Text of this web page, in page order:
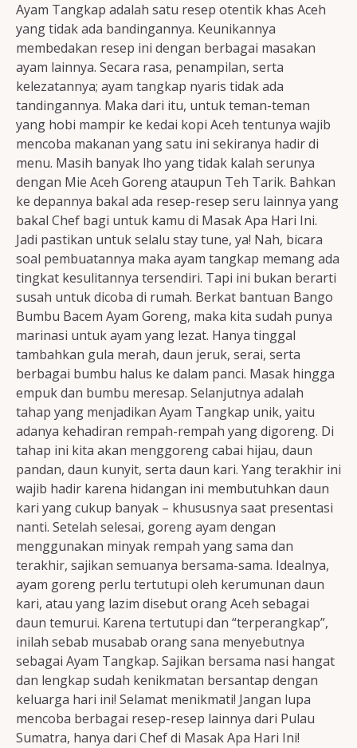
Resep Tempe/Tahu
Resep Sayuran
Semua Resep
Ayam Tangkap adalah satu resep otentik khas Aceh
yang tidak ada bandingannya. Keunikannya
membedakan resep ini dengan berbagai masakan
ayam lainnya. Secara rasa, penampilan, serta
kelezatannya; ayam tangkap nyaris tidak ada
tandingannya. Maka dari itu, untuk teman-teman
yang hobi mampir ke kedai kopi Aceh tentunya wajib
mencoba makanan yang satu ini sekiranya hadir di
menu. Masih banyak lho yang tidak kalah serunya
dengan Mie Aceh Goreng ataupun Teh Tarik. Bahkan
ke depannya bakal ada resep-resep seru lainnya yang
bakal Chef bagi untuk kamu di Masak Apa Hari Ini.
Jadi pastikan untuk selalu stay tune, ya! Nah, bicara
soal pembuatannya maka ayam tangkap memang ada
tingkat kesulitannya tersendiri. Tapi ini bukan berarti
susah untuk dicoba di rumah. Berkat bantuan Bango
Bumbu Bacem Ayam Goreng, maka kita sudah punya
marinasi untuk ayam yang lezat. Hanya tinggal
tambahkan gula merah, daun jeruk, serai, serta
berbagai bumbu halus ke dalam panci. Masak hingga
empuk dan bumbu meresap. Selanjutnya adalah
tahap yang menjadikan Ayam Tangkap unik, yaitu
adanya kehadiran rempah-rempah yang digoreng. Di
tahap ini kita akan menggoreng cabai hijau, daun
pandan, daun kunyit, serta daun kari. Yang terakhir ini
wajib hadir karena hidangan ini membutuhkan daun
kari yang cukup banyak – khususnya saat presentasi
nanti. Setelah selesai, goreng ayam dengan
menggunakan minyak rempah yang sama dan
terakhir, sajikan semuanya bersama-sama. Idealnya,
ayam goreng perlu tertutupi oleh kerumunan daun
kari, atau yang lazim disebut orang Aceh sebagai
daun temurui. Karena tertutupi dan “terperangkap”,
inilah sebab musabab orang sana menyebutnya
sebagai Ayam Tangkap. Sajikan bersama nasi hangat
dan lengkap sudah kenikmatan bersantap dengan
keluarga hari ini! Selamat menikmati! Jangan lupa
mencoba berbagai resep-resep lainnya dari Pulau
Sumatra, hanya dari Chef di Masak Apa Hari Ini!